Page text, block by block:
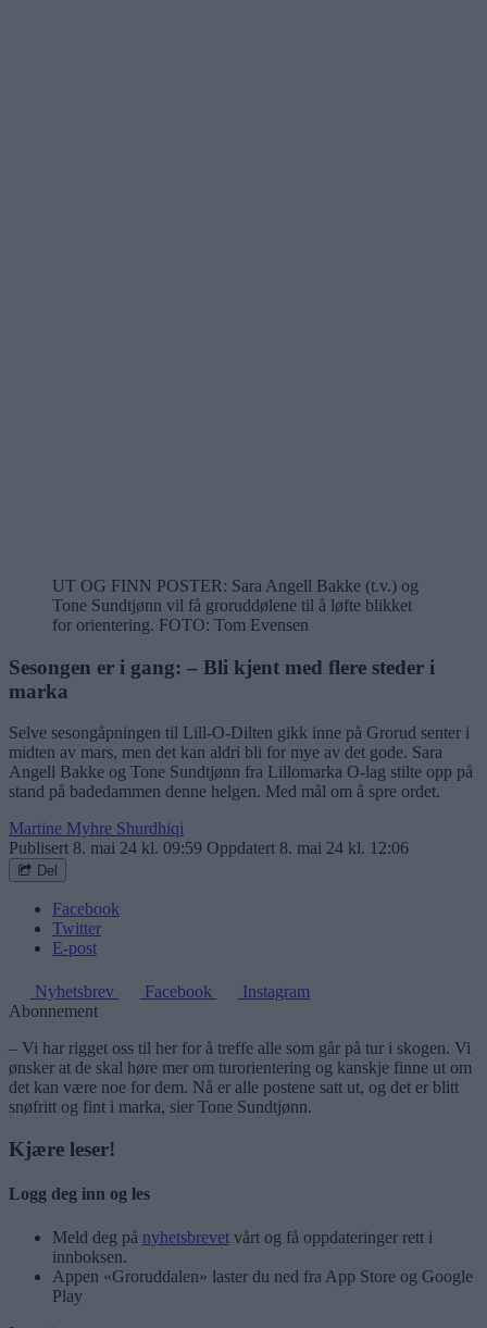
UT OG FINN POSTER: Sara Angell Bakke (t.v.) og
Tone Sundtjønn vil få groruddølene til å løfte blikket
for orientering. FOTO: Tom Evensen
Sesongen er i gang: – Bli kjent med flere steder i
marka
Selve sesongåpningen til Lill-O-Dilten gikk inne på Grorud senter i
midten av mars, men det kan aldri bli for mye av det gode. Sara
Angell Bakke og Tone Sundtjønn fra Lillomarka O-lag stilte opp på
stand på badedammen denne helgen. Med mål om å spre ordet.
Martine Myhre Shurdhiqi
Publisert 8. mai 24 kl. 09:59 Oppdatert 8. mai 24 kl. 12:06
Del
Facebook
Twitter
E-post
Nyhetsbrev Facebook
Instagram
Abonnement
– Vi har rigget oss til her for å treffe alle som går på tur i skogen. Vi
ønsker at de skal høre mer om turorientering og kanskje finne ut om
det kan være noe for dem. Nå er alle postene satt ut, og det er blitt
snøfritt og fint i marka, sier Tone Sundtjønn.
Kjære leser!
Logg deg inn og les
Meld deg på nyhetsbrevet vårt og få oppdateringer rett i
innboksen.
Appen «Groruddalen» laster du ned fra App Store og Google
Play